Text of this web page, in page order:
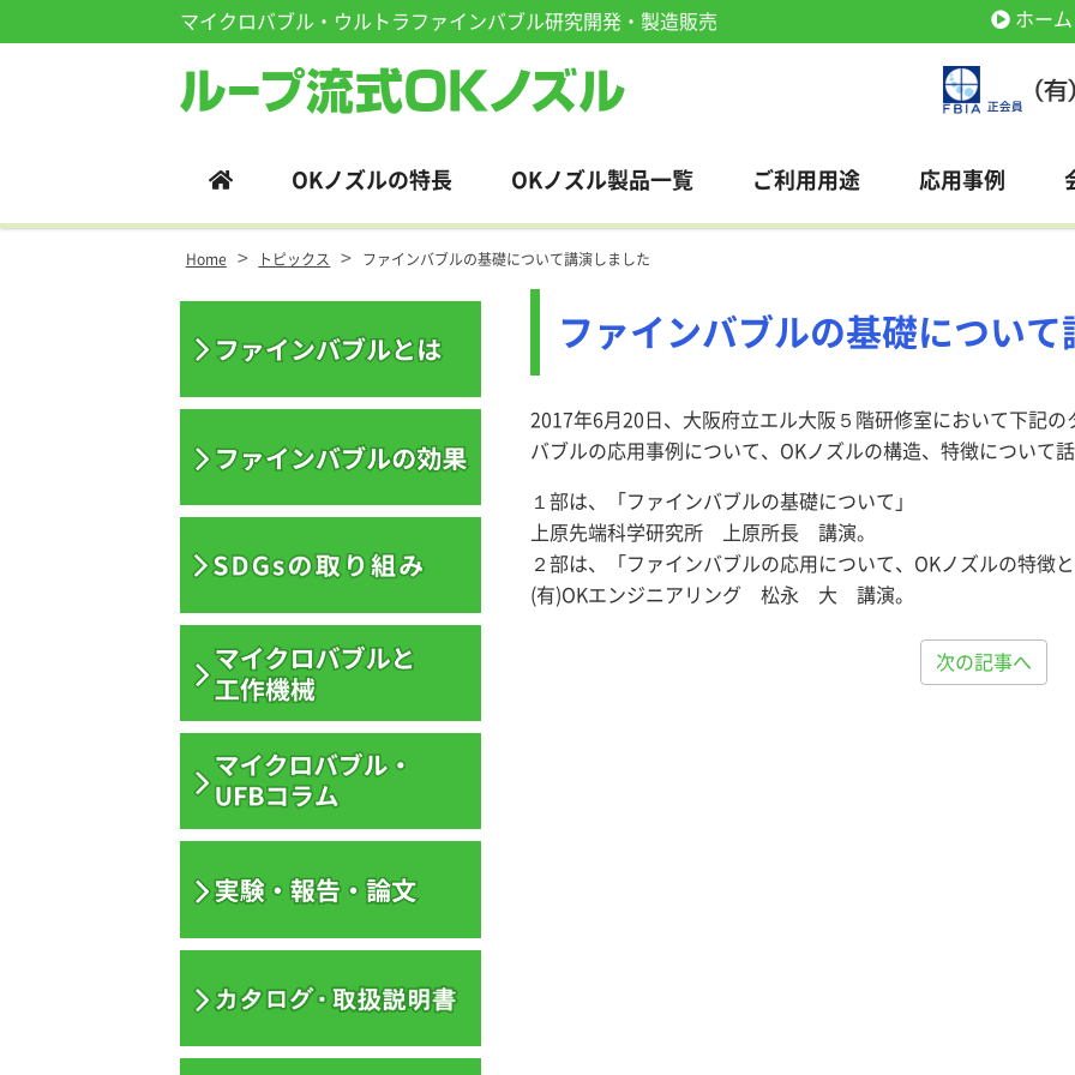
マイクロバブル・ウルトラファインバブル研究開発・製造販売 ホーム
OKノズルの特長 OKノズル製品一覧 ご利用用途 応用事例
Home > トピックス > ファインバブルの基礎について講演しました
ファインバブルの基礎について
2017年6月20日、大阪府立エル大阪５階研修室において下記
バブルの応用事例について、OKノズルの構造、特徴について
１部は、「ファインバブルの基礎について」
上原先端科学研究所 上原所長 講演。
２部は、「ファインバブルの応用について、OKノズルの特徴
(有)OKエンジニアリング 松永 大 講演。
次の記事へ